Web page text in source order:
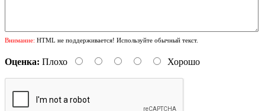
Внимание: HTML не поддерживается! Используйте обычный текст.
Оценка: Плохо Хорошо